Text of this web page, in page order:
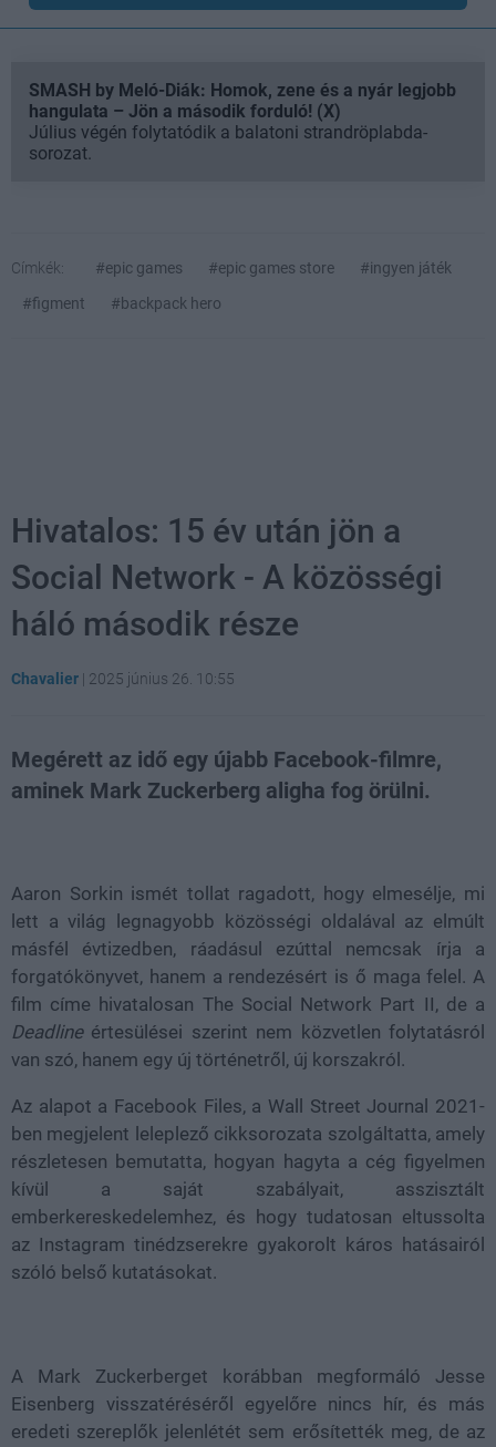
SMASH by Meló-Diák: Homok, zene és a nyár legjobb
hangulata – Jön a második forduló! (X)
Július végén folytatódik a balatoni strandröplabda-
sorozat.
Címkék: #epic games #epic games store
#ingyen játék
#figment
#backpack hero
Hivatalos: 15 év után jön a
Social Network - A közösségi
háló második része
Chavalier | 2025 június 26. 10:55
Megérett az idő egy újabb Facebook-filmre,
aminek Mark Zuckerberg aligha fog örülni.
Aaron Sorkin ismét tollat ragadott, hogy elmesélje, mi
lett a világ legnagyobb közösségi oldalával az elmúlt
másfél évtizedben, ráadásul ezúttal nemcsak írja a
forgatókönyvet, hanem a rendezésért is ő maga felel. A
film címe hivatalosan The Social Network Part II, de a
Deadlineértesülései szerint nem közvetlen folytatásról
van szó, hanem egy új történetről, új korszakról.
Az alapot a Facebook Files, a Wall Street Journal 2021-
ben megjelent leleplező cikksorozata szolgáltatta, amely
részletesen bemutatta, hogyan hagyta a cég figyelmen
kívül a saját szabályait, asszisztált
emberkereskedelemhez, és hogy tudatosan eltussolta
az Instagram tinédzserekre gyakorolt káros hatásairól
szóló belső kutatásokat.
A Mark Zuckerberget korábban megformáló Jesse
Eisenberg visszatéréséről egyelőre nincs hír, és más
eredeti szereplők jelenlétét sem erősítették meg, de az